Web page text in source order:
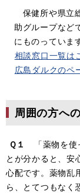
保健所や県立
助グループなど
にものっていま
相談窓口一覧は
広島ダルクのペ
周囲の方へ
Ｑ１
「薬物を使
とが分かると、安
心配です。薬物乱
ら、とてつもなく